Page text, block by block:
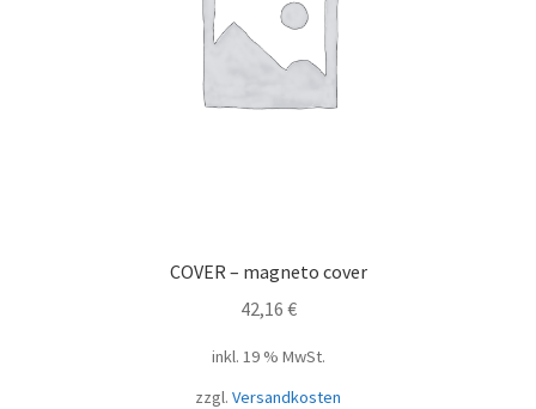
COVER – magneto cover
42,16 €
inkl. 19 % MwSt.
zzgl. Versandkosten